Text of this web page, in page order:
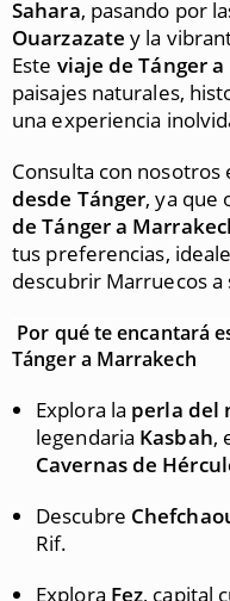
Sahara, pasando por
Ouarzazate y la
Este viaje de Tánger
paisajes naturales,
una experiencia
Consulta con nosotros
desde Tánger, ya que
de Tánger a
tus preferencias,
descubrir Marruecos
Por qué te encantará
Tánger a Marrakech
Explora la perla del
legendaria Kasbah,
Cavernas de
Descubre
Rif.
Explora Fez, capital